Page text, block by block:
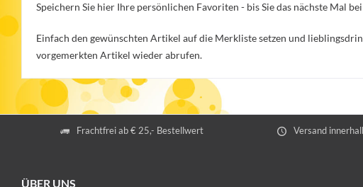
Speichern Sie hier Ihre persönlichen Favoriten - bis Sie das nächste Mal
Einfach den gewünschten Artikel auf die Merkliste setzen und
vorgemerkten Artikel wieder abrufen.
Frachtfrei ab € 25,- Bestellwert Versand
ÜBER UNS